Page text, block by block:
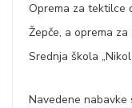
Oprema za tektilce
Žepče, a oprema
Srednja škola
Navedene nabavke